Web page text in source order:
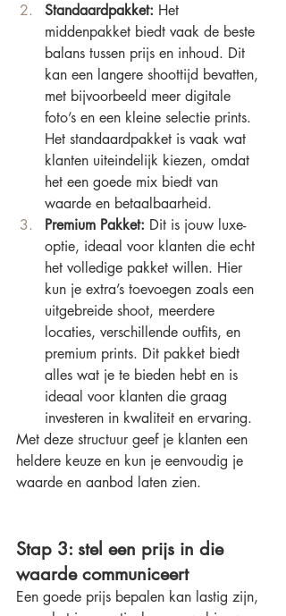
Standaardpakket: Het
middenpakket biedt vaak de beste
balans tussen prijs en inhoud. Dit
kan een langere shoottijd bevatten,
met bijvoorbeeld meer digitale
foto’s en een kleine selectie prints.
Het standaardpakket is vaak wat
klanten uiteindelijk kiezen, omdat
het een goede mix biedt van
waarde en betaalbaarheid.
Premium Pakket: Dit is jouw luxe-
optie, ideaal voor klanten die echt
het volledige pakket willen. Hier
kun je extra’s toevoegen zoals een
uitgebreide shoot, meerdere
locaties, verschillende outfits, en
premium prints. Dit pakket biedt
alles wat je te bieden hebt en is
ideaal voor klanten die graag
investeren in kwaliteit en ervaring.
Met deze structuur geef je klanten een
heldere keuze en kun je eenvoudig je
waarde en aanbod laten zien.
Stap 3: stel een prijs in die
waarde communiceert
Een goede prijs bepalen kan lastig zijn,